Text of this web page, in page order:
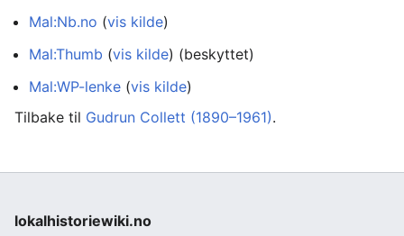
Mal:Nb.no (vis kilde)
Mal:Thumb (vis kilde) (beskyttet)
Mal:WP-lenke (vis kilde)
Tilbake til Gudrun Collett (1890–1961).
lokalhistoriewiki.no